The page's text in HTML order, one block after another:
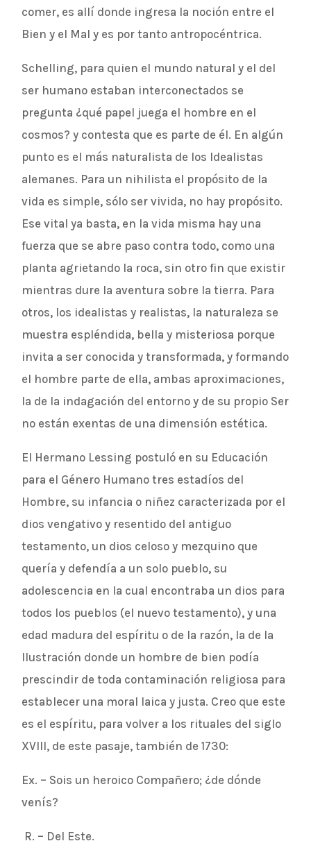
comer, es allí donde ingresa la noción entre el
Bien y el Mal y es por tanto antropocéntrica.
Schelling, para quien el mundo natural y el del
ser humano estaban interconectados se
pregunta ¿qué papel juega el hombre en el
cosmos? y contesta que es parte de él. En algún
punto es el más naturalista de los Idealistas
alemanes. Para un nihilista el propósito de la
vida es simple, sólo ser vivida, no hay propósito.
Ese vital ya basta, en la vida misma hay una
fuerza que se abre paso contra todo, como una
planta agrietando la roca, sin otro fin que existir
mientras dure la aventura sobre la tierra. Para
otros, los idealistas y realistas, la naturaleza se
muestra espléndida, bella y misteriosa porque
invita a ser conocida y transformada, y formando
el hombre parte de ella, ambas aproximaciones,
la de la indagación del entorno y de su propio Ser
no están exentas de una dimensión estética.
El Hermano Lessing postuló en su Educación
para el Género Humano tres estadíos del
Hombre, su infancia o niñez caracterizada por el
dios vengativo y resentido del antiguo
testamento, un dios celoso y mezquino que
quería y defendía a un solo pueblo, su
adolescencia en la cual encontraba un dios para
todos los pueblos (el nuevo testamento), y una
edad madura del espíritu o de la razón, la de la
Ilustración donde un hombre de bien podía
prescindir de toda contaminación religiosa para
establecer una moral laica y justa. Creo que este
es el espíritu, para volver a los rituales del siglo
XVIII, de este pasaje, también de 1730:
Ex. – Sois un heroico Compañero; ¿de dónde
venís?
R. – Del Este.